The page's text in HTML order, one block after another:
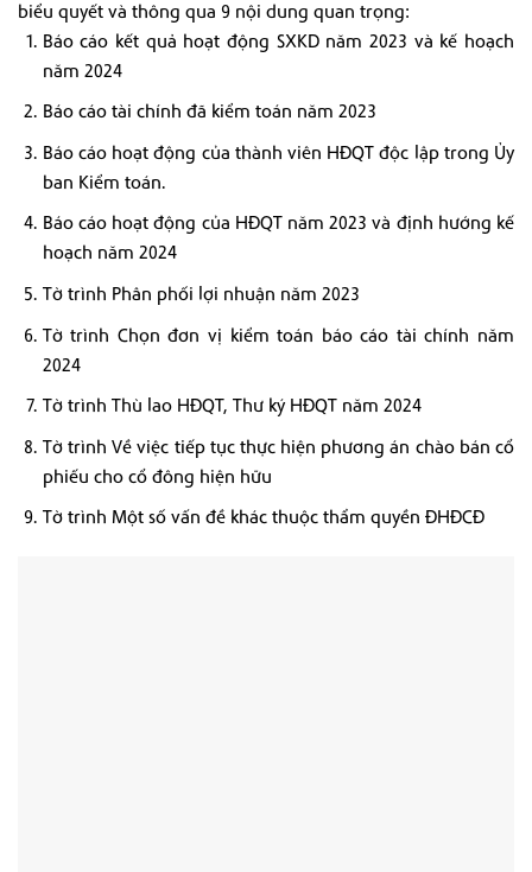
biểu quyết và thông qua 9 nội dung quan trọng:
Báo cáo kết quả hoạt động SXKD năm 2023 và kế hoạch
năm 2024
Báo cáo tài chính đã kiểm toán năm 2023
Báo cáo hoạt động của thành viên HĐQT độc lập trong Ủy
ban Kiểm toán.
Báo cáo hoạt động của HĐQT năm 2023 và định hướng kế
hoạch năm 2024
Tờ trình Phân phối lợi nhuận năm 2023
Tờ trình Chọn đơn vị kiểm toán báo cáo tài chính năm
2024
Tờ trình Thù lao HĐQT, Thư ký HĐQT năm 2024
Tờ trình Về việc tiếp tục thực hiện phương án chào bán cổ
phiếu cho cổ đông hiện hữu
Tờ trình Một số vấn đề khác thuộc thẩm quyền ĐHĐCĐ